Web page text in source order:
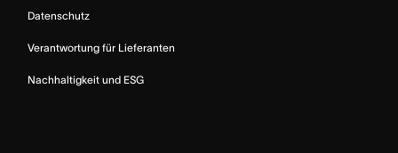
Datenschutz
Verantwortung für Lieferanten
Nachhaltigkeit und ESG